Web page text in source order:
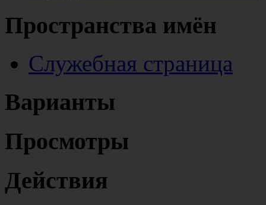
Пространства имён
Служебная страница
Варианты
Просмотры
Действия